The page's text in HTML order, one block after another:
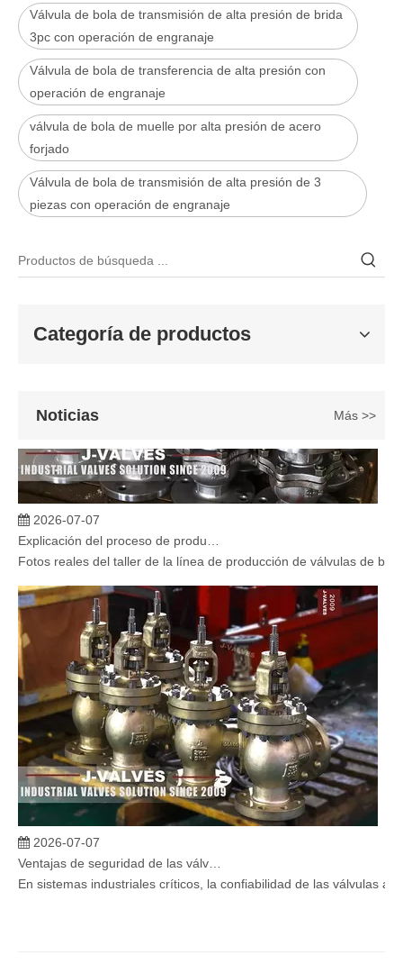
Válvula de bola de transmisión de alta presión de brida
3pc con operación de engranaje
Válvula de bola de transferencia de alta presión con
operación de engranaje
válvula de bola de muelle por alta presión de acero
forjado
Válvula de bola de transmisión de alta presión de 3
piezas con operación de engranaje
Categoría de productos
Noticias Más >>
2026-06-25
Válvula de compuerta de bronce, níquel y aluminio C95800: diseño técnico, rendimiento y aplicaciones industriales
2026-07-07
Fotos reales del taller de la línea de producción de válvulas de
2026-07-07
En sistemas industriales críticos, la confiabilidad de las válvulas